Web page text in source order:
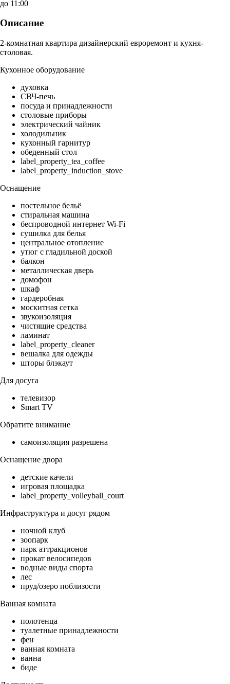
до 11:00
Описание
2-комнатная квартира дизайнерский евроремонт и кухня-
столовая.
Кухонное оборудование
духовка
СВЧ-печь
посуда и принадлежности
столовые приборы
электрический чайник
холодильник
кухонный гарнитур
обеденный стол
label_property_tea_coffee
label_property_induction_stove
Оснащение
постельное бельё
стиральная машина
беспроводной интернет Wi-Fi
сушилка для белья
центральное отопление
утюг с гладильной доской
балкон
металлическая дверь
домофон
шкаф
гардеробная
москитная сетка
звукоизоляция
чистящие средства
ламинат
label_property_cleaner
вешалка для одежды
шторы блэкаут
Для досуга
телевизор
Smart TV
Обратите внимание
самоизоляция разрешена
Оснащение двора
детские качели
игровая площадка
label_property_volleyball_court
Инфраструктура и досуг рядом
ночной клуб
зоопарк
парк аттракционов
прокат велосипедов
водные виды спорта
лес
пруд/озеро поблизости
Ванная комната
полотенца
туалетные принадлежности
фен
ванная комната
ванна
биде